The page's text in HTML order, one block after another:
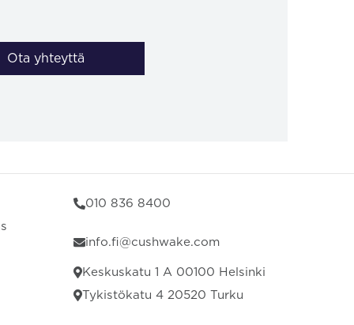
Ota yhteyttä
010 836 8400
info.fi@cushwake.com
Keskuskatu 1 A 00100 Helsinki
Tykistökatu 4 20520 Turku